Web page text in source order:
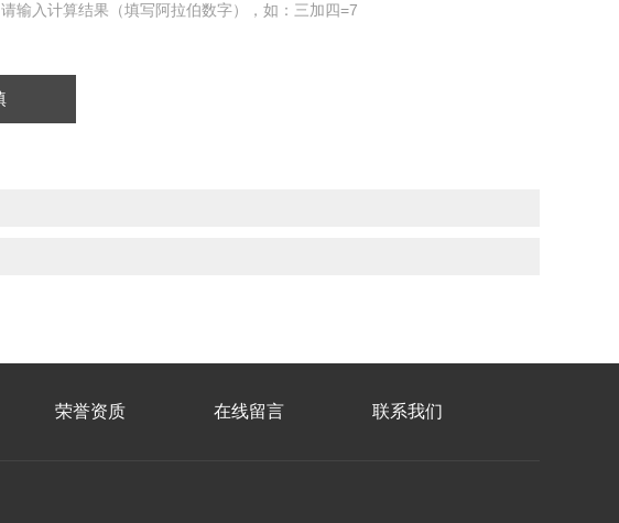
请输入计算结果（填写阿拉伯数字），如：三加四=7
荣誉资质 在线留言 联系我们